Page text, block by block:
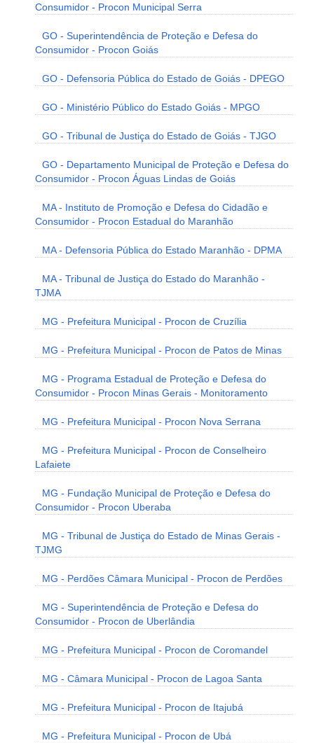
Consumidor - Procon Municipal Serra
GO - Superintendência de Proteção e Defesa do
Consumidor - Procon Goiás
GO - Defensoria Pública do Estado de Goiás - DPEGO
GO - Ministério Público do Estado Goiás - MPGO
GO - Tribunal de Justiça do Estado de Goiás - TJGO
GO - Departamento Municipal de Proteção e Defesa do
Consumidor - Procon Águas Lindas de Goiás
MA - Instituto de Promoção e Defesa do Cidadão e
Consumidor - Procon Estadual do Maranhão
MA - Defensoria Pública do Estado Maranhão - DPMA
MA - Tribunal de Justiça do Estado do Maranhão -
TJMA
MG - Prefeitura Municipal - Procon de Cruzília
MG - Prefeitura Municipal - Procon de Patos de Minas
MG - Programa Estadual de Proteção e Defesa do
Consumidor - Procon Minas Gerais - Monitoramento
MG - Prefeitura Municipal - Procon Nova Serrana
MG - Prefeitura Municipal - Procon de Conselheiro
Lafaiete
MG - Fundação Municipal de Proteção e Defesa do
Consumidor - Procon Uberaba
MG - Tribunal de Justiça do Estado de Minas Gerais -
TJMG
MG - Perdões Câmara Municipal - Procon de Perdões
MG - Superintendência de Proteção e Defesa do
Consumidor - Procon de Uberlândia
MG - Prefeitura Municipal - Procon de Coromandel
MG - Câmara Municipal - Procon de Lagoa Santa
MG - Prefeitura Municipal - Procon de Itajubá
MG - Prefeitura Municipal - Procon de Ubá